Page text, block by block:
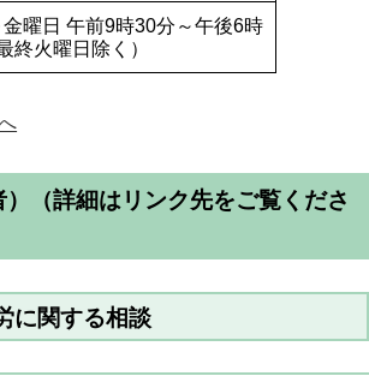
金曜日 午前9時30分～午後6時
終火曜日除く）
（詳細はリンク先をご覧くださ
に関する相談